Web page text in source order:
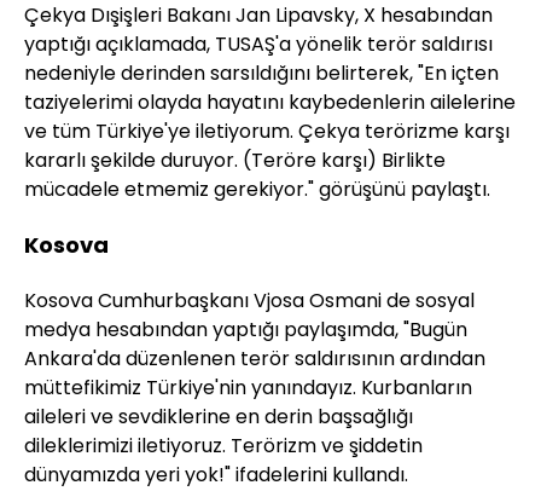
Çekya Dışişleri Bakanı Jan Lipavsky, X hesabından
yaptığı açıklamada, TUSAŞ'a yönelik terör saldırısı
nedeniyle derinden sarsıldığını belirterek, "En içten
taziyelerimi olayda hayatını kaybedenlerin ailelerine
ve tüm Türkiye'ye iletiyorum. Çekya terörizme karşı
kararlı şekilde duruyor. (Teröre karşı) Birlikte
mücadele etmemiz gerekiyor." görüşünü paylaştı.
Kosova
Kosova Cumhurbaşkanı Vjosa Osmani de sosyal
medya hesabından yaptığı paylaşımda, "Bugün
Ankara'da düzenlenen terör saldırısının ardından
müttefikimiz Türkiye'nin yanındayız. Kurbanların
aileleri ve sevdiklerine en derin başsağlığı
dileklerimizi iletiyoruz. Terörizm ve şiddetin
dünyamızda yeri yok!" ifadelerini kullandı.